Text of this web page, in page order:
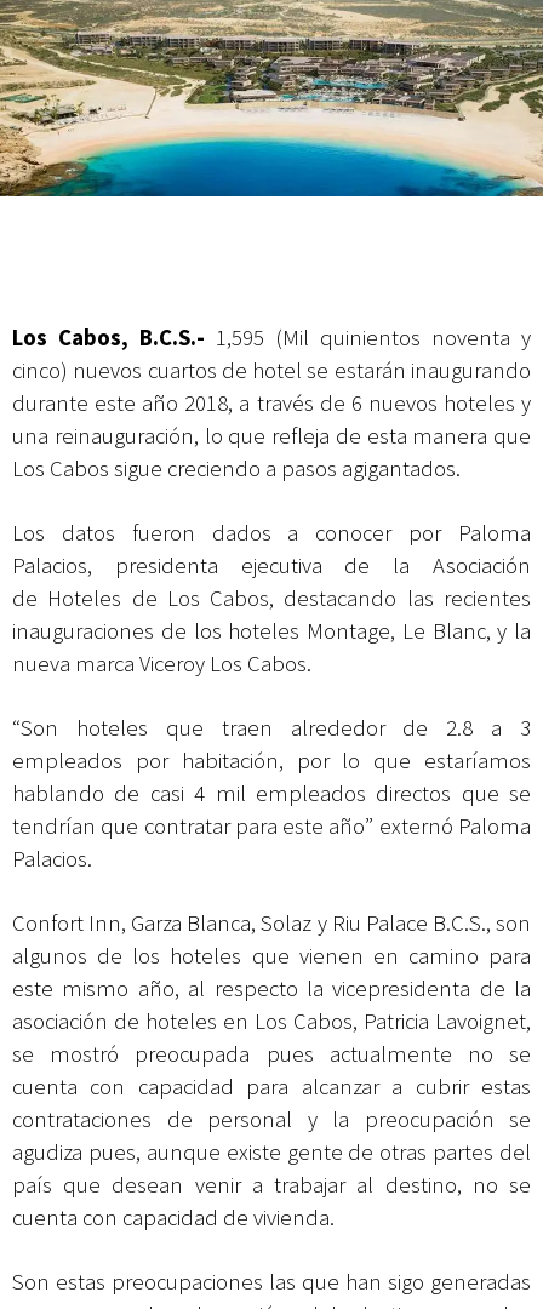
Campesina
Los Cabos, B.C.S.- 1,595 (Mil quinientos noventa y
cinco) nuevos cuartos de hotel se estarán inaugurando
durante este año 2018, a través de 6 nuevos hoteles y
una reinauguración, lo que refleja de esta manera que
Los Cabos sigue creciendo a pasos agigantados.
Los datos fueron dados a conocer por Paloma
Palacios, presidenta ejecutiva de la Asociación
de Hoteles de Los Cabos, destacando las recientes
inauguraciones de los hoteles Montage, Le Blanc,y la
nueva marca Viceroy Los Cabos.
“Son hoteles que traen alrededor de 2.8 a 3
empleados por habitación, por lo que estaríamos
hablando de casi 4 mil empleados directos que se
tendrían que contratar para este año” externó Paloma
Palacios.
Confort Inn, Garza Blanca, Solaz y Riu Palace B.C.S., son
algunos de los hoteles que vienen en camino para
este mismo año, al respecto la vicepresidenta de la
asociación de hoteles en Los Cabos, Patricia Lavoignet,
se mostró preocupada pues actualmente no se
cuenta con capacidad para alcanzar a cubrir estas
contrataciones de personal y la preocupación se
agudiza pues, aunque existe gente de otras partes del
país que desean venir a trabajar al destino, no se
cuenta con capacidad de vivienda.
Son estas preocupaciones las que han sigo generadas